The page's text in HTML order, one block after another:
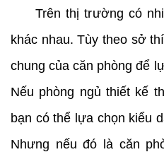
Trên thị trường có
khác nhau. Tùy theo sở
chung của căn phòng để
Nếu phòng ngủ thiết kế
bạn có thể lựa chọn kiểu
Nhưng nếu đó là căn